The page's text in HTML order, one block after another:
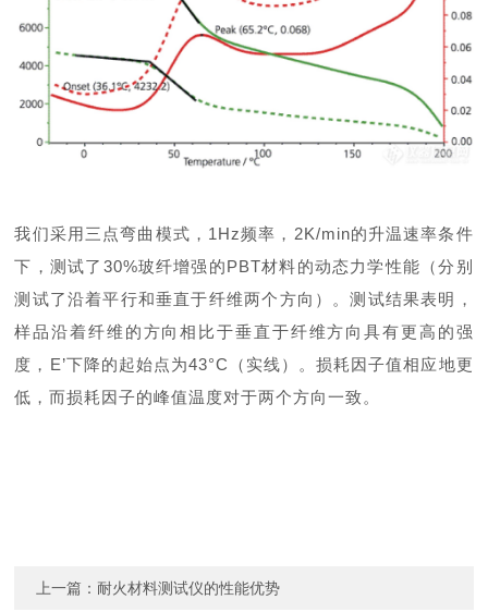
我们采用三点弯曲模式，1Hz频率，2K/min的升温速率条件
下，测试了30%玻纤增强的PBT材料的动态力学性能（分别
测试了沿着平行和垂直于纤维两个方向）。测试结果表明，
样品沿着纤维的方向相比于垂直于纤维方向具有更高的强
度，E’下降的起始点为43°C（实线）。损耗因子值相应地更
低，而损耗因子的峰值温度对于两个方向一致。
上一篇： 耐火材料测试仪的性能优势